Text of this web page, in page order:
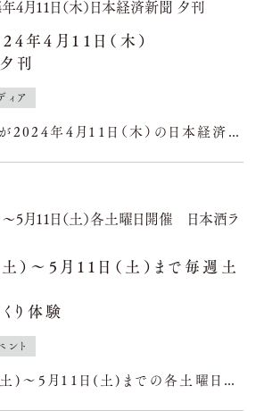
ィア
24年4月11日（木）
刊
この度、飯沼本家が2024年4月11日（木）の日本経済新聞（夕刊）にて「千葉県酒々井町「飯沼本家」伝統の味に斬新な「見せ方」」というタイトルでご紹介されました。
ント
）〜5月11日（土）まで毎週土
り体験
2024年4月20日(土)～5月11日(土)までの各土曜日、きのえねまがり家にて、日本酒ラベルづくり体験を実施いたします。日頃の感謝の気持ちを込めて、大切なあの人へのプレゼントに。カップル、ご家族、お